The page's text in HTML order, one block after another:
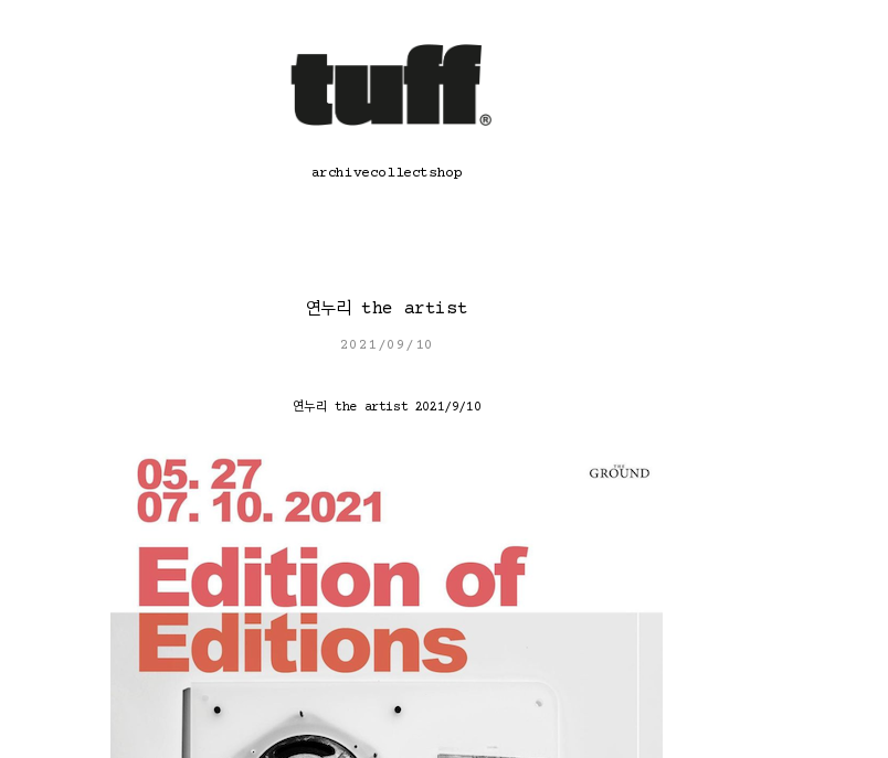
archivecollectshop
연누리 the artist
2021/09/10
연누리 the artist 2021/9/10